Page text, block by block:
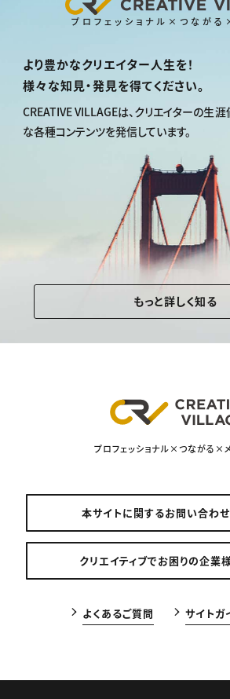
プロフェッショナル×つながる
より豊かなクリエイター人生を！
様々な知見・発見を得てください。
CREATIVE VILLAGEは、 クリエイターの生涯
な各種コンテンツを発信しています。
もっと詳しく知る
プロフェッショナル×つながる×
本サイトに関するお問い合わ
クリエイティブでお困りの企業
よくあるご質問 サイトガ